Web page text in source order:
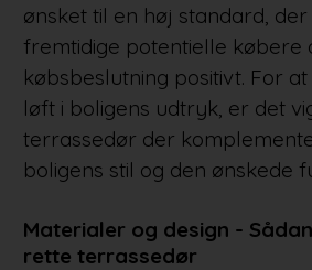
ønsket til en høj standard,
fremtidige potentielle købere
købsbeslutning positivt. For
løft i boligens udtryk, er det
terrassedør der
boligens stil og den ønskede
Materialer og design -
rette terrassedør